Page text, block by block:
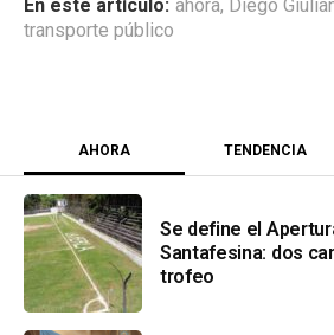
ahora, Diego
transporte público
AHORA TENDENCIA
Se define el
Santafesina: dos
trofeo